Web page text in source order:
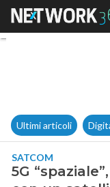
Ultimi articoli
SATCOM
5G